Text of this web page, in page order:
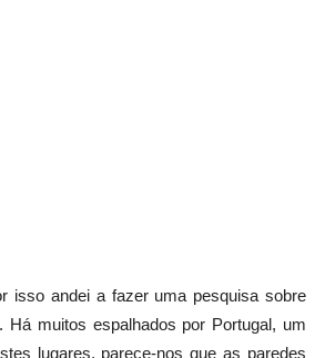
isso andei a fazer uma pesquisa sobre
muitos espalhados por Portugal, um
lugares, parece-nos que as paredes